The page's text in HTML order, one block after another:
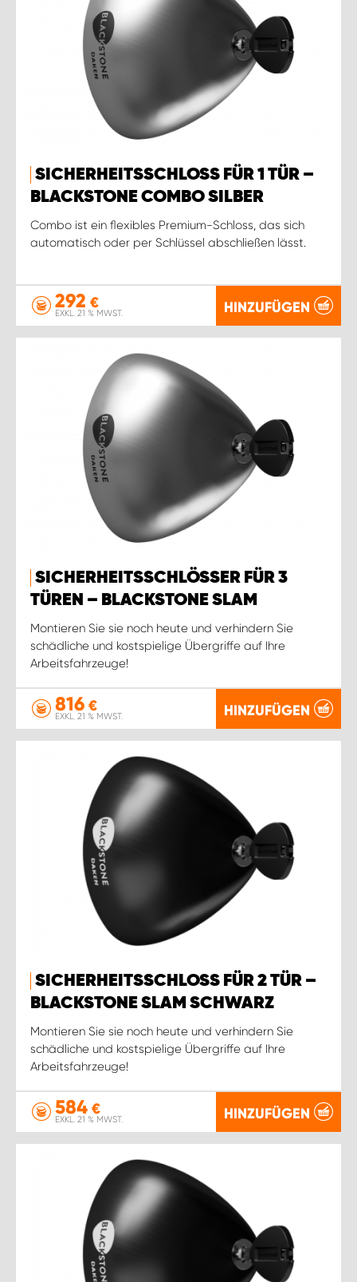
SICHERHEITSSCHLOSS FÜR 1 TÜR –
BLACKSTONE COMBO SILBER
Combo ist ein flexibles Premium-Schloss, das sich
automatisch oder per Schlüssel abschließen lässt.
292 €
EXKL. 21 % MWST. HINZUFÜGEN
SICHERHEITSSCHLÖSSER FÜR 3
TÜREN – BLACKSTONE SLAM
Montieren Sie sie noch heute und verhindern Sie
schädliche und kostspielige Übergriffe auf Ihre
Arbeitsfahrzeuge!
816 €
EXKL. 21 % MWST. HINZUFÜGEN
SICHERHEITSSCHLOSS FÜR 2 TÜR –
BLACKSTONE SLAM SCHWARZ
Montieren Sie sie noch heute und verhindern Sie
schädliche und kostspielige Übergriffe auf Ihre
Arbeitsfahrzeuge!
584 €
EXKL. 21 % MWST. HINZUFÜGEN